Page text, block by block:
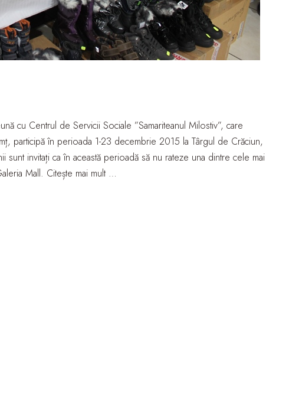
cu Centrul de Servicii Sociale ”Samariteanul Milostiv”, care
participă în perioada 1-23 decembrie 2015 la Târgul de Crăciun,
sunt invitați ca în această perioadă să nu rateze una dintre cele mai
Mall. Citește mai mult …